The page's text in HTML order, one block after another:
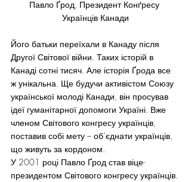
Павло Ґрод, Президент Конґресу
Українців Канади
Його батьки переїхали в Канаду після
Другої Світової війни. Таких історій в
Канаді сотні тисяч. Але історія Ґрода все
ж унікальна. Ще будучи активістом Союзу
української молоді Канади, він просував
ідеї гуманітарної допомоги Україні. Вже
членом Світового конгресу українців,
поставив собі мету – об’єднати українців,
що живуть за кордоном.
У 2001 році Павло Ґрод став віце-
президентом Світового конгресу українців.